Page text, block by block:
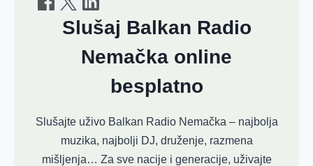
Slušaj Balkan Radio
Nemačka online
besplatno
Slušajte uživo Balkan Radio Nemačka – najbolja
muzika, najbolji DJ, druženje, razmena
mišljenja… Za sve nacije i generacije, uživajte